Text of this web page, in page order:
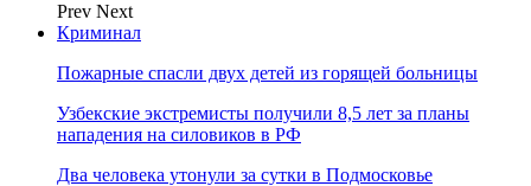
Prev Next
Криминал
Пожарные спасли двух детей из горящей больницы
Узбекские экстремисты получили 8,5 лет за планы
нападения на силовиков в РФ
Два человека утонули за сутки в Подмосковье